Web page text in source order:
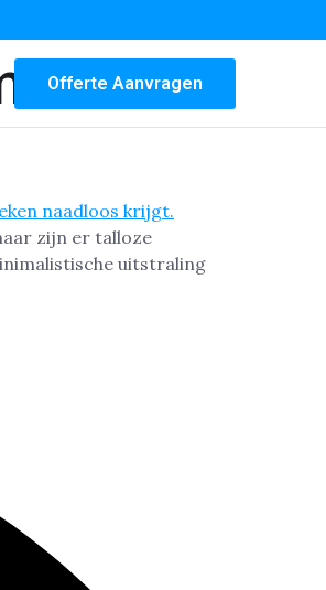
Offerte Aanvragen
zijn er talloze
uitstraling